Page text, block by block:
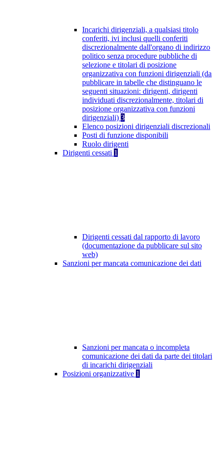
Incarichi dirigenziali, a qualsiasi titolo
conferiti, ivi inclusi quelli conferiti
discrezionalmente dall'organo di indirizzo
politico senza procedure pubbliche di
selezione e titolari di posizione
organizzativa con funzioni dirigenziali (da
pubblicare in tabelle che distinguano le
seguenti situazioni: dirigenti, dirigenti
individuati discrezionalmente, titolari di
posizione organizzativa con funzioni
dirigenziali) 3
Elenco posizioni dirigenziali discrezionali
Posti di funzione disponibili
Ruolo dirigenti
Dirigenti cessati 1
Dirigenti cessati dal rapporto di lavoro
(documentazione da pubblicare sul sito
web)
Sanzioni per mancata comunicazione dei dati
Sanzioni per mancata o incompleta
comunicazione dei dati da parte dei titolari
di incarichi dirigenziali
Posizioni organizzative 1